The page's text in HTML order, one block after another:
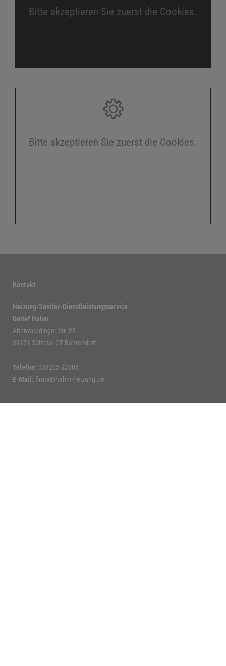
Bitte akzeptieren Sie zuerst die Cookies.
Bitte akzeptieren Sie zuerst die Cookies.
Kontakt
Heizung-Sanitär-Dienstleistungsservice
Detlef Hahm
Altenweddinger Str. 25
39171 Sülzetal OT Bahrendorf
Telefon: 039205 23306
E-Mail: firma@hahm-heizung.de